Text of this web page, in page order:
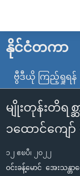
လွယ်ကူ
စေ
သည့်
Link
များ
ပင်မ
သို့
ကျော်
မူလစာမျက်နှာ
မြန်မာ
ကမ္ဘာ့သတင်းများ
နိုင်ငံတကာ
အမေရိကန်
အစ္စရေး-ပါလက်စတိုင်း
ဗွီဒီယို
သတင်းလွတ်လပ်ခွင့်
ရပ်ဝန်းတခု လမ်းတ
အင်္ဂလိပ်စာလေ့လာမ
နိုင်ငံတကာ
ဗွီဒီယို ကြည့်ရှုရန်
မျိုးတုန်းတိရ
၁ထောင်ကျေ
၁၂ ဧၿပီ၊ ၂၀၂၂
ဝင်းခန့်မောင် အေးသန္တာ